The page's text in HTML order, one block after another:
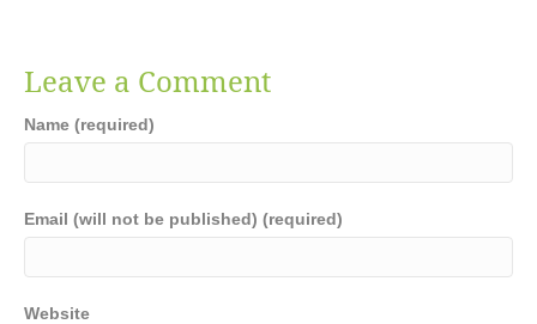
Leave a Comment
Name (required)
Email (will not be published) (required)
Website